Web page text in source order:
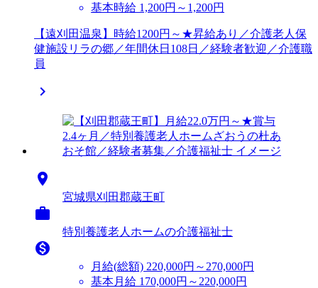
基本時給 1,200円～1,200円
【遠刈田温泉】時給1200円～★昇給あり／介護老人保
健施設リラの郷／年間休日108日／経験者歓迎／介護職
員


宮城県刈田郡蔵王町

特別養護老人ホームの介護福祉士

月給(総額) 220,000円～270,000円
基本月給 170,000円～220,000円